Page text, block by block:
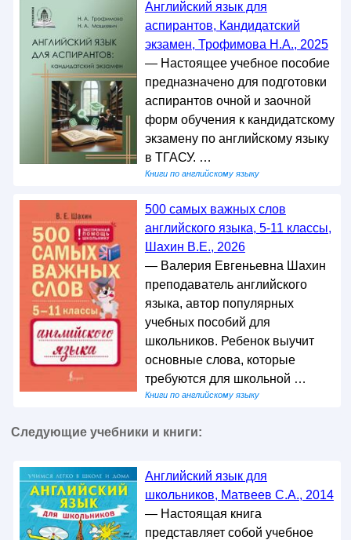
Английский язык для
аспирантов, Кандидатский
экзамен, Трофимова Н.А., 2025
— Настоящее учебное пособие
предназначено для подготовки
аспирантов очной и заочной
форм обучения к кандидатскому
экзамену по английскому языку
в ТГАСУ. …
Книги по английскому языку
500 самых важных слов
английского языка, 5-11 классы,
Шахин В.Е., 2026
— Валерия Евгеньевна Шахин
преподаватель английского
языка, автор популярных
учебных пособий для
школьников. Ребенок выучит
основные слова, которые
требуются для школьной …
Книги по английскому языку
Следующие учебники и книги:
Английский язык для
школьников, Матвеев С.А., 2014
— Настоящая книга
представляет собой учебное